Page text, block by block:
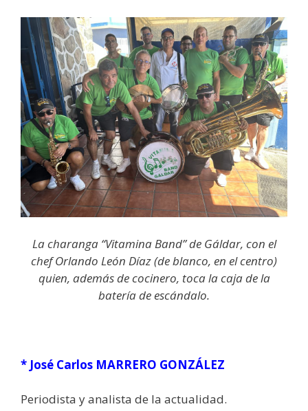
La charanga “Vitamina Band” de Gáldar, con el
chef Orlando León Díaz (de blanco, en el centro)
quien, además de cocinero, toca la caja de la
batería de escándalo.
* José Carlos MARRERO GONZÁLEZ
Periodista y analista de la actualidad.